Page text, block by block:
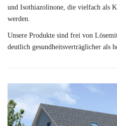
und Isothiazolinone, die vielfach als
werden.
Unsere Produkte sind frei von
deutlich gesundheitsverträglicher als